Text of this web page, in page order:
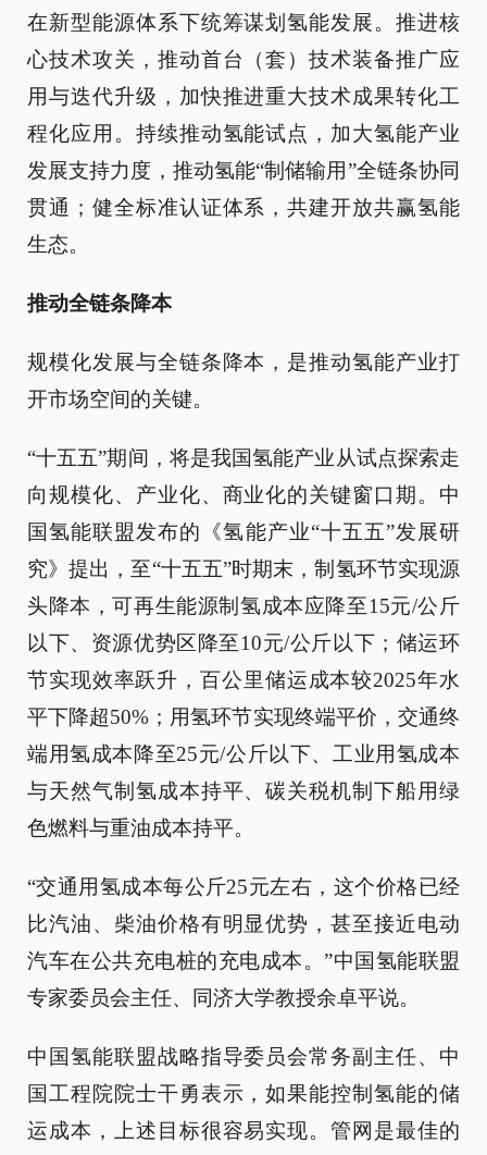
在新型能源体系下统筹谋划氢能发展。推进核
心技术攻关，推动首台（套）技术装备推广应
用与迭代升级，加快推进重大技术成果转化工
程化应用。持续推动氢能试点，加大氢能产业
发展支持力度，推动氢能“制储输用”全链条协同
贯通；健全标准认证体系，共建开放共赢氢能
生态。
推动全链条降本
规模化发展与全链条降本，是推动氢能产业打
开市场空间的关键。
“十五五”期间，将是我国氢能产业从试点探索走
向规模化、产业化、商业化的关键窗口期。中
国氢能联盟发布的《氢能产业“十五五”发展研
究》提出，至“十五五”时期末，制氢环节实现源
头降本，可再生能源制氢成本应降至15元/公斤
以下、资源优势区降至10元/公斤以下；储运环
节实现效率跃升，百公里储运成本较2025年水
平下降超50%；用氢环节实现终端平价，交通终
端用氢成本降至25元/公斤以下、工业用氢成本
与天然气制氢成本持平、碳关税机制下船用绿
色燃料与重油成本持平。
“交通用氢成本每公斤25元左右，这个价格已经
比汽油、柴油价格有明显优势，甚至接近电动
汽车在公共充电桩的充电成本。”中国氢能联盟
专家委员会主任、同济大学教授余卓平说。
中国氢能联盟战略指导委员会常务副主任、中
国工程院院士干勇表示，如果能控制氢能的储
运成本，上述目标很容易实现。管网是最佳的